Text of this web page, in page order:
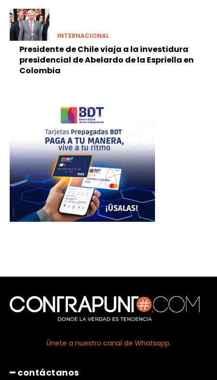
INTERNACIONAL
Presidente de Chile viaja a la investidura
presidencial de Abelardo de la Espriella en
Colombia
Únete a nuestro canal de Whatsapp.
━ contáctanos